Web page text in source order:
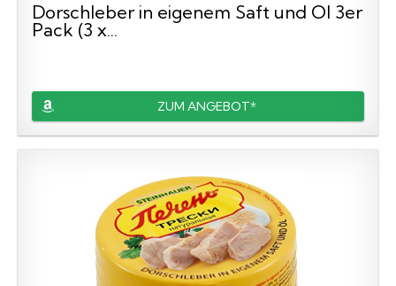
Dorschleber in eigenem Saft und Öl 3er
Pack (3 x...
ZUM ANGEBOT*